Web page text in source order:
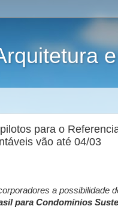
para o
vão até 04/03
a possibilidade
para Condomínios